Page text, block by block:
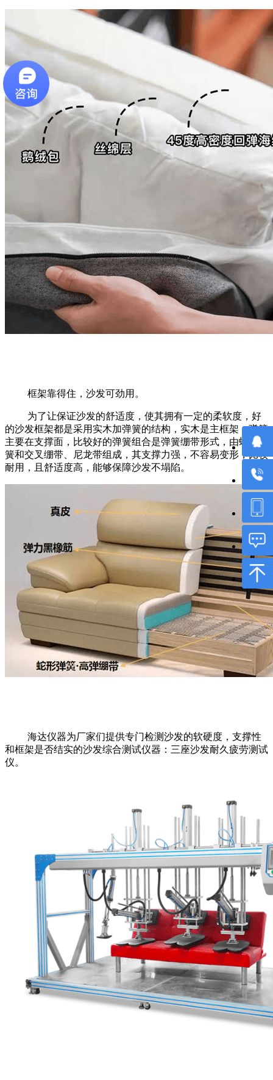
框架靠得住，沙发可劲用。
为了让保证沙发的舒适度，使其拥有一定的柔软度，好
的沙发框架都是采用实木加弹簧的结构，实木是主框架，弹簧
主要在支撑面，比较好的弹簧组合是弹簧绷带形式，由蛇形弹
簧和交叉绷带、尼龙带组成，其支撑力强，不容易变形，比较
耐用，且舒适度高，能够保障沙发不塌陷。
海达仪器为厂家们提供专门检测沙发的软硬度，支撑性
和框架是否结实的沙发综合测试仪器：三座沙发耐久疲劳测试
仪。